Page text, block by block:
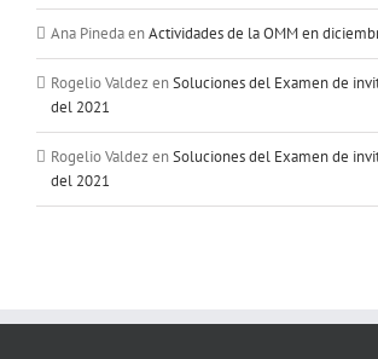
Ana PinedaenActividades de la OMM en
Rogelio ValdezenSoluciones del Examen de
del 2021
Rogelio ValdezenSoluciones del Examen de
del 2021